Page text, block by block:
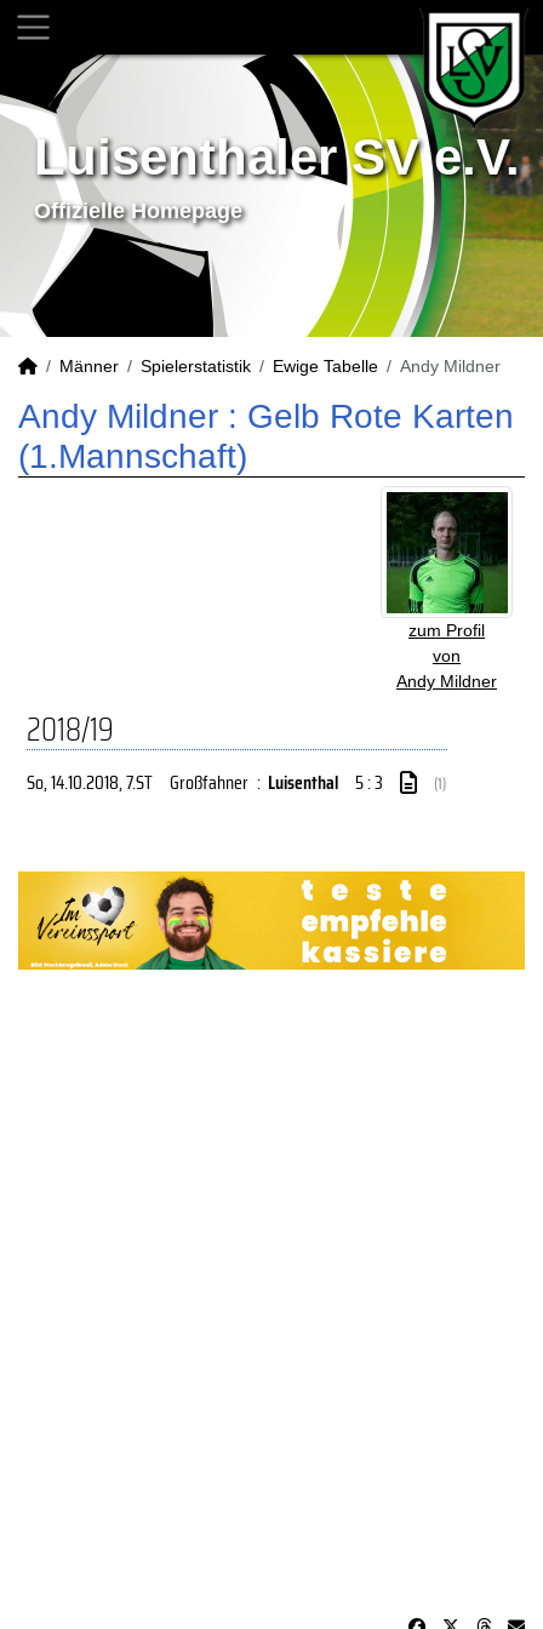
Luisenthaler SV e.V.
Offizielle Homepage
Männer Spielerstatistik Ewige Tabelle Andy Mildner
Andy Mildner : Gelb Rote Karten
(1.Mannschaft)
zum Profil
von
Andy Mildner
2018/19
So, 14.10.2018, 7.ST Großfahner : Luisenthal 5 : 3 (1)